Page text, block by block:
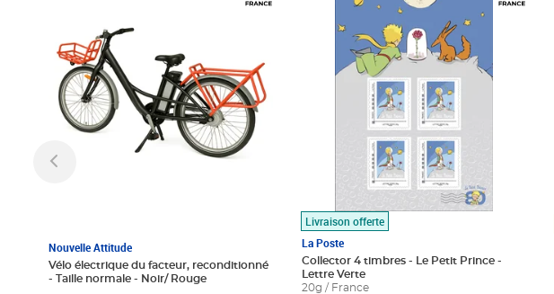
Nouvelle Attitude
Vélo électrique du facteur, reconditionné
- Taille normale - Noir/ Rouge
Livraison offerte
La Poste
Collector 4 timbres - Le Petit Prince -
Lettre Verte
20g / France